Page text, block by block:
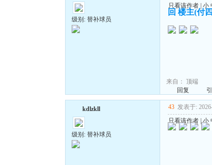
级别: 替补球员
只看该作者| 小
回 楼主(付
来自： 顶端
回复
kdlzkll
级别: 替补球员
43 发表于:
只看该作者|小